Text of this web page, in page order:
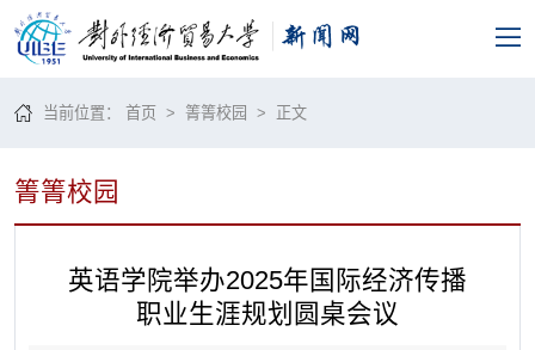
当前位置：首页 >箐箐校园 > 正文
箐箐校园
英语学院举办2025年国际经济传播
职业生涯规划圆桌会议